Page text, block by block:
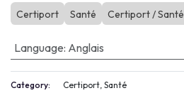
Certiport Santé Certiport / Santé
Language: Anglais
Category: Certiport, Santé